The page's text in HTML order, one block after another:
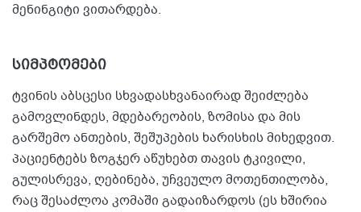
მენინგიტი ვითარდება.
სიმპტომები
ტვინის აბსცესი სხვადასხვანაირად შეიძლება
გამოვლინდეს, მდებარეობის, ზომისა და მის
გარშემო ანთების, შეშუპების ხარისხის მიხედვით.
პაციენტებს ზოგჯერ აწუხებთ თავის ტკივილი,
გულისრევა, ღებინება, უჩვეულო მოთენთილობა,
რაც შესაძლოა კომაში გადაიზარდოს (ეს ხშირია